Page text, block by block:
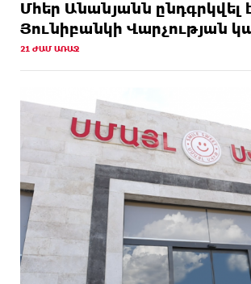
Մհեր Անանյանն ընդգրկվել
Յունիբանկի Վարչության
21 ԺԱՄ ԱՌԱՋ